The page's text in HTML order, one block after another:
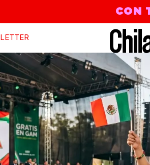
CON
Shy | 4eva